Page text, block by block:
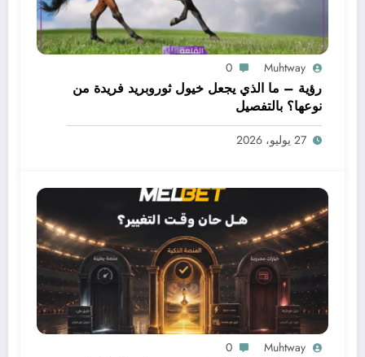
Muhtway
0
رؤية – ما الذي يجعل خيول ثوروبريد فريدة من
نوعها؟ بالتفصيل
27 يوليو، 2026
Muhtway
0